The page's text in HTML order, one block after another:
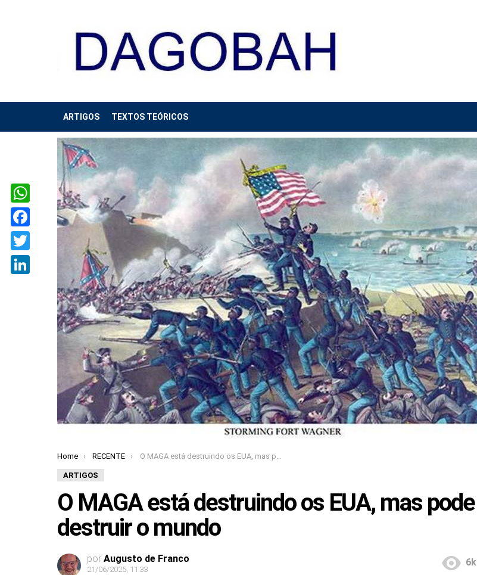
ARTIGOS TEXTOS TEÓRICOS
You are here:
Home RECENTE O MAGA está destruindo os EUA, mas pode destruir o mundo
ARTIGOS
O MAGA está destruindo os EUA, mas pode
destruir o mundo
por Augusto de Franco
21/06/2025, 11:33
6k
WhatsApp
Facebook
Twitter